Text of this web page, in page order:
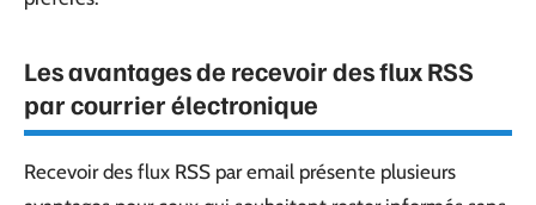
Les avantages de recevoir des flux RSS
par courrier électronique
Recevoir des flux RSS par email présente plusieurs